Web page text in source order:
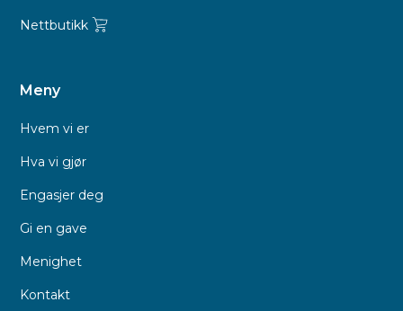
Nettbutikk
Meny
Hvem vi er
Hva vi gjør
Engasjer deg
Gi en gave
Menighet
Kontakt